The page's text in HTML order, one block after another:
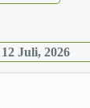
Juli, 2026